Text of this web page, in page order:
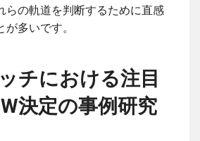
らの軌道を判断するために直感
多いです。
チにおける注目
決定の事例研究